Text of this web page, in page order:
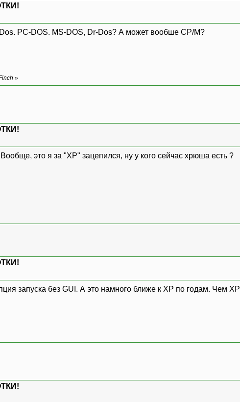
PC-DOS. MS-DOS, Dr-Dos? А может вообше CP/M?
»
Вообще, это я за "XP" зацепился, ну у кого сейчас хрюша есть ?
запуска без GUI. А это намного ближе к XP по годам. Чем